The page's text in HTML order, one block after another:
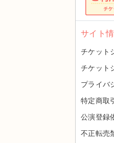
サイト
チケット
チケット
プライバ
特定商取
公演登録
不正転売